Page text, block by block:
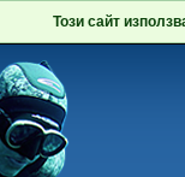
Този сайт